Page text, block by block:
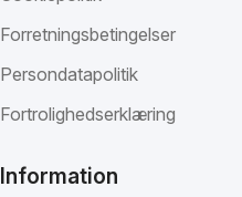
Forretningsbetingelser
Persondatapolitik
Fortrolighedserklæring
Information